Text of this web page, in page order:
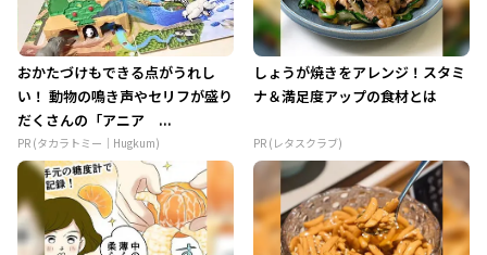
おかたづけもできる点がうれし
い！ 動物の鳴き声やセリフが盛り
だくさんの「アニア ...
PR (タカラトミー｜Hugkum)
しょうが焼きをアレンジ！スタミ
ナ＆満足度アップの食材とは
PR (レタスクラブ)